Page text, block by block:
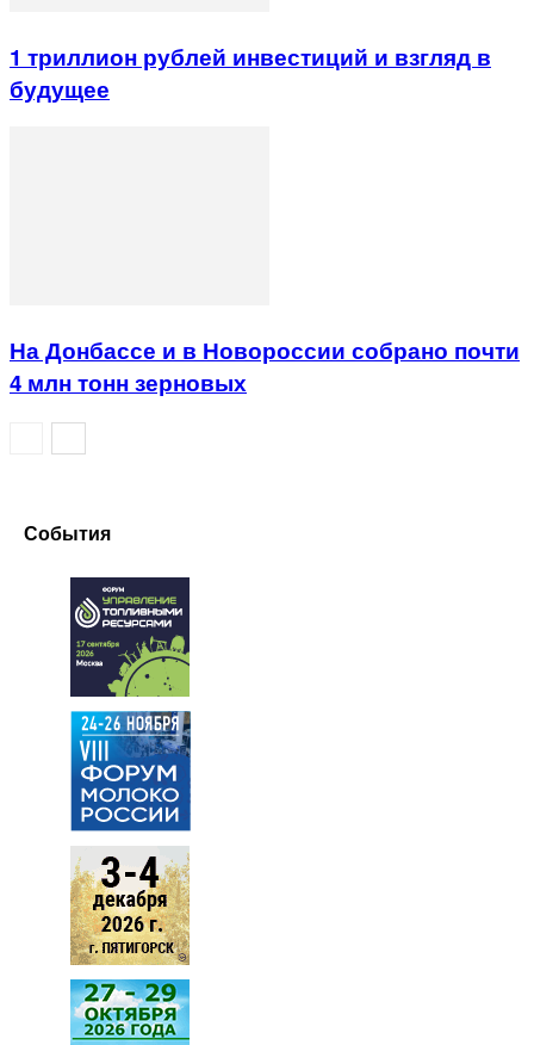
1 триллион рублей инвестиций и взгляд в
будущее
На Донбассе и в Новороссии собрано почти
4 млн тонн зерновых
События